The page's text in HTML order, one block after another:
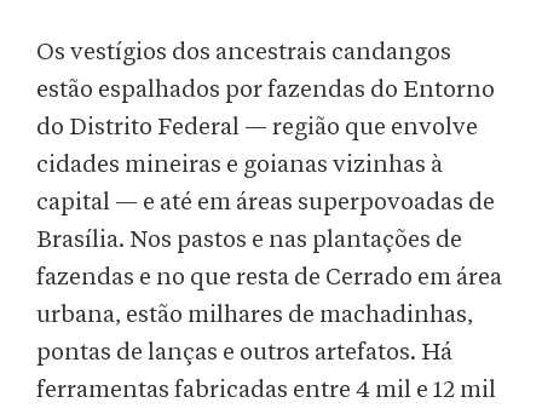
Os vestígios dos ancestrais candangos
estão espalhados por fazendas do Entorno
do Distrito Federal — região que envolve
cidades mineiras e goianas vizinhas à
capital — e até em áreas superpovoadas de
Brasília. Nos pastos e nas plantações de
fazendas e no que resta de Cerrado em área
urbana, estão milhares de machadinhas,
pontas de lanças e outros artefatos. Há
ferramentas fabricadas entre 4 mil e 12 mil